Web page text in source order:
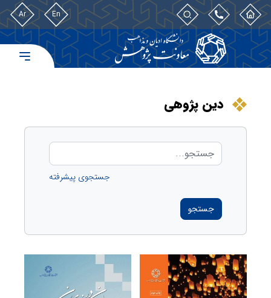
En
Ar
دین پژوهی
جستجوی پیشرفته
جستجو